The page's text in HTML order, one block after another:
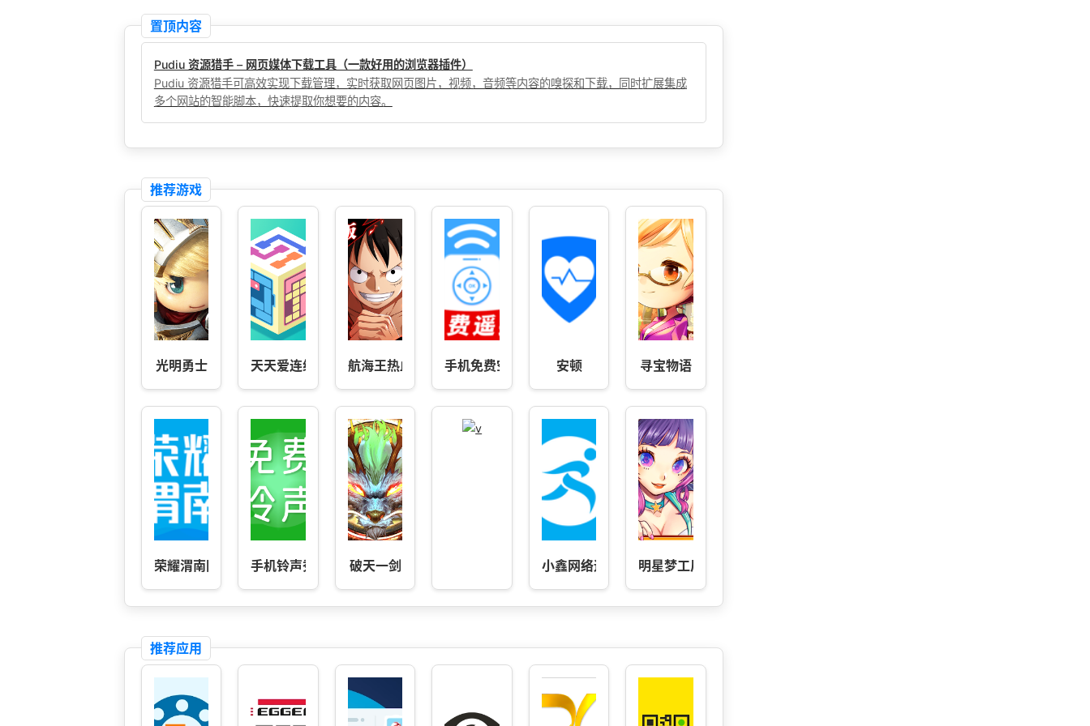
置顶内容
Pudiu 资源猎手 – 网页媒体下载工具（一款好用的浏览器插件）
Pudiu 资源猎手可高效实现下载管理，实时获取网页图片，视频，音频等内容的嗅探和下载，同时扩展集成
多个网站的智能脚本，快速提取你想要的内容。
推荐游戏
光明勇士 天天爱连线 航海王热血航线 手机免费空调遥控器-手机遥控器
安顿 寻宝物语
荣耀渭南网 手机铃声秀 破天一剑 小鑫网络运动 明星梦工厂
推荐应用